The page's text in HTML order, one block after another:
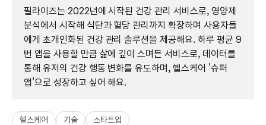
필라이즈는 2022년에 시작된 건강 관리 서비스로, 영양제
분석에서 시작해 식단과 혈당 관리까지 확장하며 사용자들
에게 초개인화된 건강 관리 솔루션을 제공해요. 하루 평균 9
번 앱을 사용할 만큼 삶에 깊이 스며든 서비스로, 데이터를
통해 유저의 건강 행동 변화를 유도하며, 헬스케어 '슈퍼
앱'으로 성장하고 싶어 해요.
헬스케어 기술 스타트업